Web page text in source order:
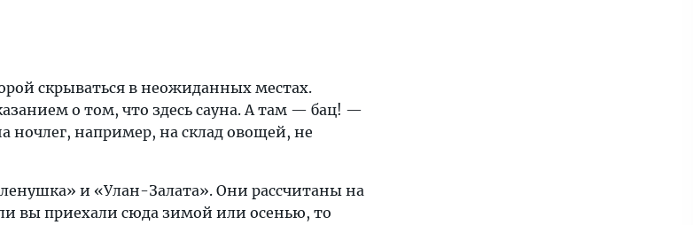
скрываться в неожиданных местах.
о том, что здесь сауна. А там — бац! —
ночлег, например, на склад овощей, не
и «Улан-Залата». Они рассчитаны на
вы приехали сюда зимой или осенью, то